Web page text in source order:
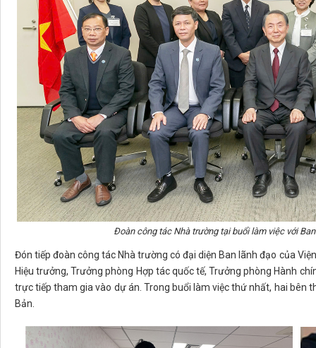
Đoàn công tác Nhà trường tại buổi làm việc với
Đón tiếp đoàn công tác Nhà trường có đại diện Ban lãnh đạo của
Hiệu trưởng, Trưởng phòng Hợp tác quốc tế, Trưởng phòng Hành
trực tiếp tham gia vào dự án. Trong buổi làm việc thứ nhất, hai bên
Bản.